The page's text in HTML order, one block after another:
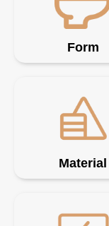
Form
Material